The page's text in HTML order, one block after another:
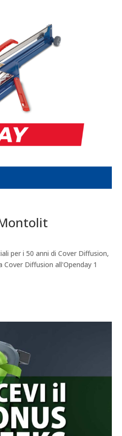
per i 50 anni di Cover Diffusion,
Diffusion all'Openday 1